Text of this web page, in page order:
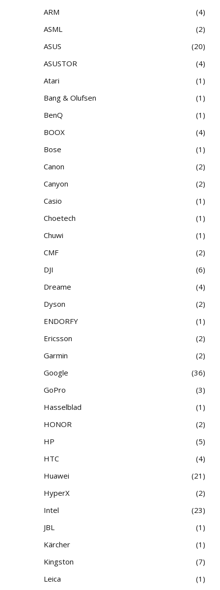
ARM
4
ASML
2
ASUS
20
ASUSTOR
4
Atari
1
Bang & Olufsen
1
BenQ
1
BOOX
4
Bose
1
Canon
2
Canyon
2
Casio
1
Choetech
1
Chuwi
1
CMF
2
DJI
6
Dreame
4
Dyson
2
ENDORFY
1
Ericsson
2
Garmin
2
Google
36
GoPro
3
Hasselblad
1
HONOR
2
HP
5
HTC
4
Huawei
21
HyperX
2
Intel
23
JBL
1
Kärcher
1
Kingston
7
Leica
1